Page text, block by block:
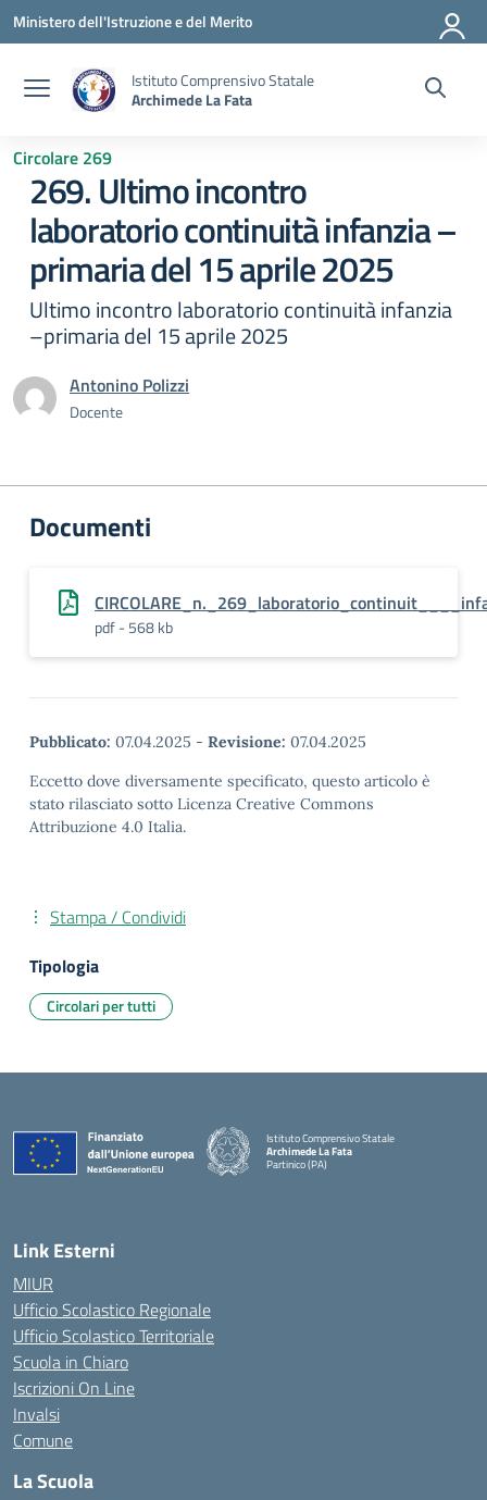
Vai ai contenuti
Vai al menu di navigazione
Vai al footer
Ministero dell'Istruzione e del Merito
Istituto Comprensivo Statale
Archimede La Fata
Circolare 269
269. Ultimo incontro
laboratorio continuità infanzia –
primaria del 15 aprile 2025
Ultimo incontro laboratorio continuità infanzia
–primaria del 15 aprile 2025
Antonino Polizzi
Docente
Documenti
pdf - 568 kb
Pubblicato: 07.04.2025 - Revisione: 07.04.2025
Eccetto dove diversamente specificato, questo articolo è
stato rilasciato sotto Licenza Creative Commons
Attribuzione 4.0 Italia.
Stampa / Condividi
Tipologia
Circolari per tutti
Istituto Comprensivo Statale
Archimede La Fata
Partinico (PA)
Link Esterni
MIUR
Ufficio Scolastico Regionale
Ufficio Scolastico Territoriale
Scuola in Chiaro
Iscrizioni On Line
Invalsi
Comune
La Scuola